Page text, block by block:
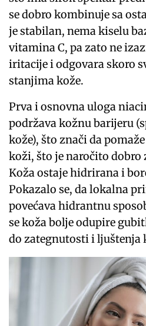
se dobro kombinuje sa
je stabilan, nema kiselu
vitamina C, pa zato ne
iritacije i odgovara skoro
stanjima kože.
Prva i osnovna uloga
podržava kožnu barijeru
kože), što znači da
koži, što je naročito dobro
Koža ostaje hidrirana i
Pokazalo se, da lokalna
povećava hidrantnu
se koža bolje odupire
do zategnutosti i ljuštenja